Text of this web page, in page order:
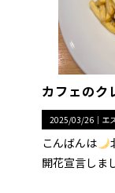
カフェのク
2025/03/26｜ エ
こんばんは
開花宣言しま